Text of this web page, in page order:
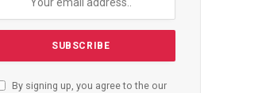
By signing up, you agree to the our